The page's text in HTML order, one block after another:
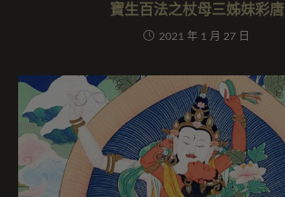
寶生百法之杖母三姊妹彩唐
2021 年 1 月 27 日